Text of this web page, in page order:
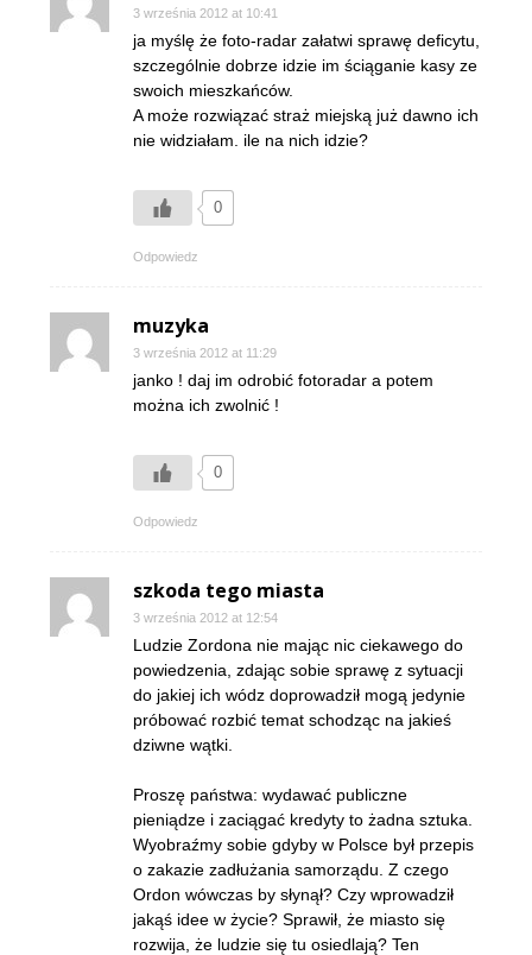
3 września 2012 at 10:41
ja myślę że foto-radar załatwi sprawę deficytu,
szczególnie dobrze idzie im ściąganie kasy ze
swoich mieszkańców.
A może rozwiązać straż miejską już dawno ich
nie widziałam. ile na nich idzie?
0
Odpowiedz
muzyka
3 września 2012 at 11:29
janko ! daj im odrobić fotoradar a potem
można ich zwolnić !
0
Odpowiedz
szkoda tego miasta
3 września 2012 at 12:54
Ludzie Zordona nie mając nic ciekawego do
powiedzenia, zdając sobie sprawę z sytuacji
do jakiej ich wódz doprowadził mogą jedynie
próbować rozbić temat schodząc na jakieś
dziwne wątki.
Proszę państwa: wydawać publiczne
pieniądze i zaciągać kredyty to żadna sztuka.
Wyobraźmy sobie gdyby w Polsce był przepis
o zakazie zadłużania samorządu. Z czego
Ordon wówczas by słynął? Czy wprowadził
jakąś idee w życie? Sprawił, że miasto się
rozwija, że ludzie się tu osiedlają? Ten